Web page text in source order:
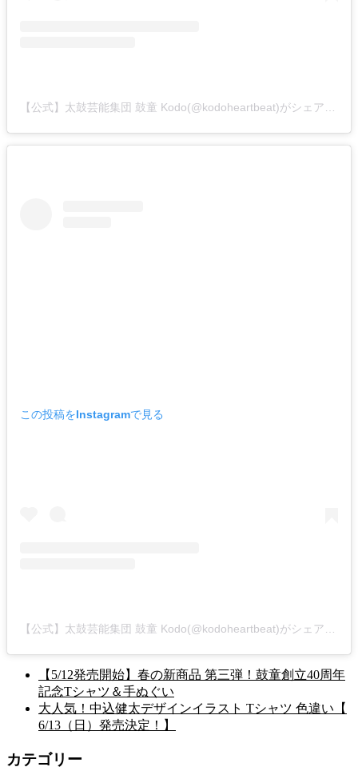
この投稿をInstagramで見る
【5/12発売開始】春の新商品 第三弾！鼓童創立40周年
記念Tシャツ＆手ぬぐい
大人気！中込健太デザインイラスト Tシャツ 色違い【
6/13（日）発売決定！】
カテゴリー